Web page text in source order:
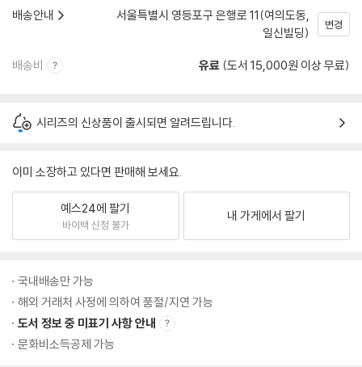
배송안내
서울특별시 영등포구 은행로 11(여의도동,
일신빌딩)
변경
배송비 유료 (도서 15,000원 이상 무료)
시리즈의 신상품이 출시되면 알려드립니다.
이미 소장하고 있다면 판매해 보세요.
예스24에 팔기
바이백 신청 불가
내 가게에서 팔기
국내배송만 가능
해외 거래처 사정에 의하여 품절/지연 가능
도서 정보 중 미표기 사항 안내
문화비소득공제 가능